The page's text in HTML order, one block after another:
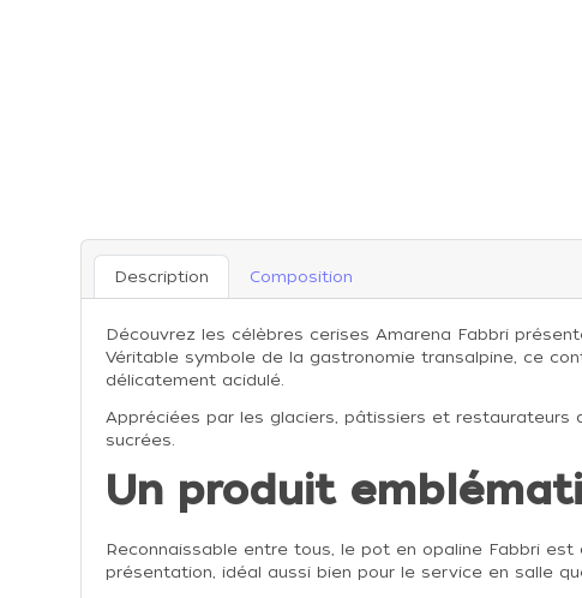
Description Composition
Découvrez les célèbres cerises Amarena Fabbri
Véritable symbole de la gastronomie transalpine, ce
délicatement acidulé.
Appréciées par les glaciers, pâtissiers et
sucrées.
Un produit
Reconnaissable entre tous, le pot en opaline Fabbri
présentation, idéal aussi bien pour le service en salle